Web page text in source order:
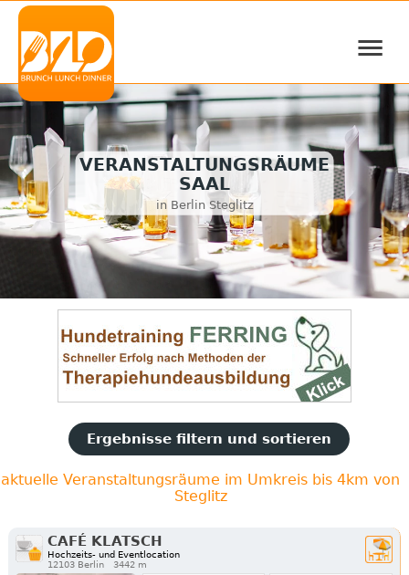
≡
VERANSTALTUNGSRÄUME
SAAL
in Berlin Steglitz
Ergebnisse filtern und sortieren
aktuelle Veranstaltungsräume im Umkreis bis 4km von
Steglitz
CAFÉ KLATSCH
Hochzeits- und Eventlocation
12103 Berlin
3442 m